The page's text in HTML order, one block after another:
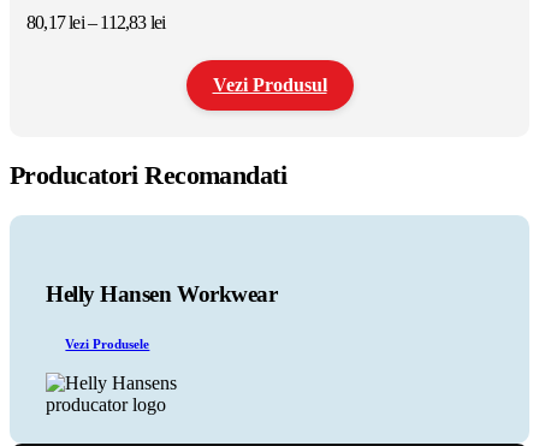
fi
alese
80,17lei– 112,83leiInterval
prețuri:
80,17 lei
până
Vezi Produsul
are
multe
pagina
produsului.
Producatori Recomandati
Helly Hansen Workwear
Vezi Produsele